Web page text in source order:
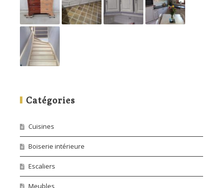
Catégories
Cuisines
Boiserie intérieure
Escaliers
Meubles